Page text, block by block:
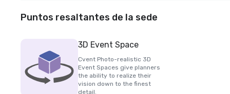
Puntos resaltantes de la sede
3D Event Space
Cvent Photo-realistic 3D
Event Spaces give planners
the ability to realize their
vision down to the finest
detail.